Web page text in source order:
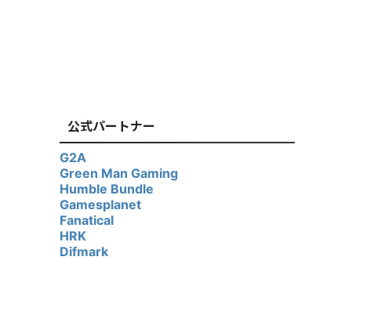
公式パートナー
G2A
Green Man Gaming
Humble Bundle
Gamesplanet
Fanatical
HRK
Difmark